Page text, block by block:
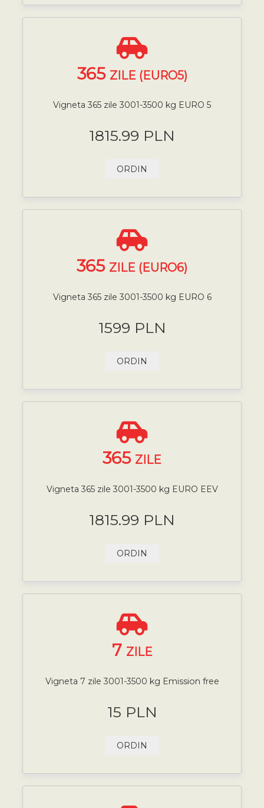
365 ZILE (EURO5)
Vigneta 365 zile 3001-3500 kg EURO 5
1815.99 PLN
ORDIN
365 ZILE (EURO6)
Vigneta 365 zile 3001-3500 kg EURO 6
1599 PLN
ORDIN
365 ZILE
Vigneta 365 zile 3001-3500 kg EURO EEV
1815.99 PLN
ORDIN
7 ZILE
Vigneta 7 zile 3001-3500 kg Emission free
15 PLN
ORDIN